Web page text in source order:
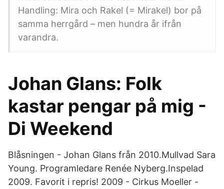
Handling: Mira och Rakel (= Mirakel) bor på
samma herrgård – men hundra år ifrån
varandra.
Johan Glans: Folk
kastar pengar på mig -
Di Weekend
Blåsningen - Johan Glans från 2010.Mullvad Sara
Young. Programledare Renée Nyberg.Inspelad
2009. Favorit i repris! 2009 - Cirkus Moeller -